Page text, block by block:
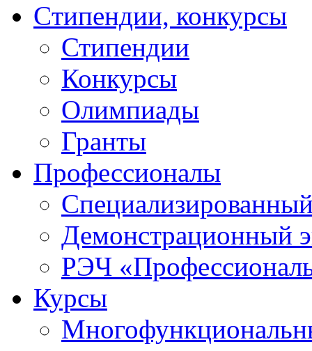
Cтипендии, конкурсы
Стипендии
Конкурсы
Олимпиады
Гранты
Профессионалы
Демонстрационный
РЭЧ
Курсы